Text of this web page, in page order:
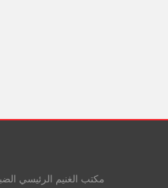
مكتب الغنيم الرئيسي